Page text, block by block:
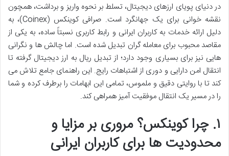
در دنیای پویای ارزهای دیجیتال، تسلط بر نحوه واریز و برداشت، همچون
نقشه خوانی برای یک جهانگرد است. صرافی کوینکس (Coinex)، به
دلیل ارائه خدمات به کاربران ایرانی و رابط کاربری نسبتاً ساده، به یکی از
مقاصد محبوب برای معامله گران تبدیل شده است. اما چالش ها و نگرانی
هایی نیز برای بسیاری وجود دارد؛ از تبدیل ریال به ارز دیجیتال گرفته تا
انتقال امن دارایی و دوری از اشتباهات رایج. این راهنمای جامع تلاش می
کند تا با روایتی دقیق و ملموس، تمامی این ابهامات را برطرف کرده و شما
را در مسیر یک انتقال موفقیت آمیز همراهی کند.
۱. چرا کوینکس؟ مروری بر مزایا و
محدودیت ها برای کاربران ایرانی